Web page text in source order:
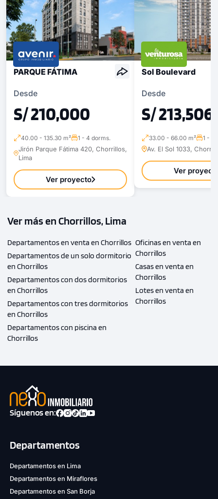
PARQUE FÁTIMA
Desde
S/ 210,000
40.00 - 135.30 m² 1 - 4 dorms.
Jirón Parque Fátima 420, Chorrillos,
Lima
Ver proyecto
Sol Boulevard
Desde
S/ 213,506
33.00 - 66.00 m² 1 - 3
Av. El Sol 1033,
Ver
Ver más en Chorrillos, Lima
Departamentos en venta en Chorrillos
Departamentos de un solo dormitorio
en Chorrillos
Departamentos con dos dormitorios
en Chorrillos
Departamentos con tres dormitorios
en Chorrillos
Departamentos con piscina en
Chorrillos
Oficinas en venta en
Chorrillos
Casas en venta en
Chorrillos
Lotes en venta en
Chorrillos
Síguenos en:
Departamentos
Departamentos en Lima
Departamentos en Miraflores
Departamentos en San Borja